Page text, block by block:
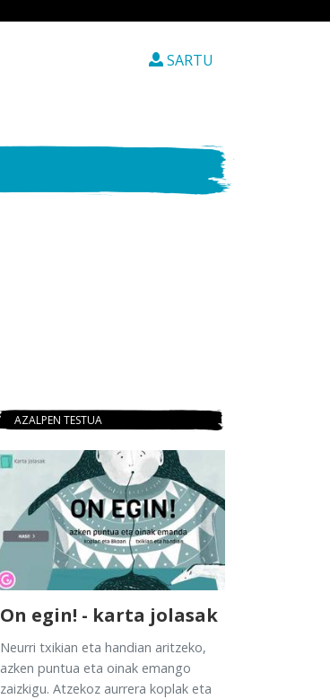
SARTU
AZALPEN TESTUA
On egin! - karta jolasak
Neurri txikian eta handian aritzeko,
azken puntua eta oinak emango
zaizkigu. Atzekoz aurrera koplak eta